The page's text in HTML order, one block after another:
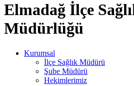
Elmadağ İlçe
Müdürlüğü
Kurumsal
İlçe Sağlık Müdürü
Şube Müdürü
Hekimlerimiz